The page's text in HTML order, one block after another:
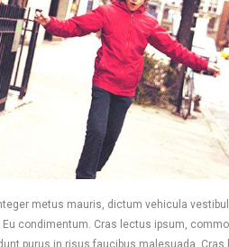
metus mauris, dictum vehicula
condimentum. Cras lectus ipsum,
purus in risus faucibus malesuada. Cras